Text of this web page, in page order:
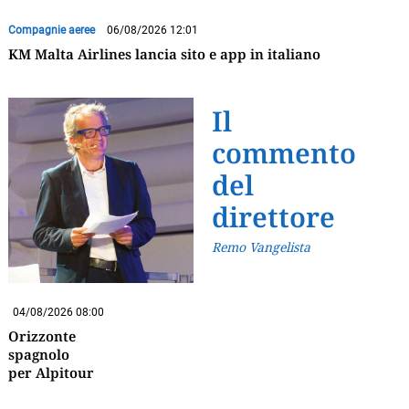
Compagnie aeree 06/08/2026 12:01
KM Malta Airlines lancia sito e app in italiano
Il
commento
del
direttore
Remo Vangelista
04/08/2026 08:00
Orizzonte
spagnolo
per Alpitour